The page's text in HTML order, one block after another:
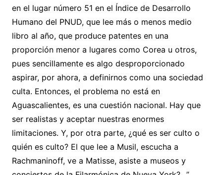
en el lugar número 51 en el Índice de Desarrollo
Humano del PNUD, que lee más o menos medio
libro al año, que produce patentes en una
proporción menor a lugares como Corea u otros,
pues sencillamente es algo desproporcionado
aspirar, por ahora, a definirnos como una sociedad
culta. Entonces, el problema no está en
Aguascalientes, es una cuestión nacional. Hay que
ser realistas y aceptar nuestras enormes
limitaciones. Y, por otra parte, ¿qué es ser culto o
quién es culto? El que lee a Musil, escucha a
Rachmaninoff, ve a Matisse, asiste a museos y